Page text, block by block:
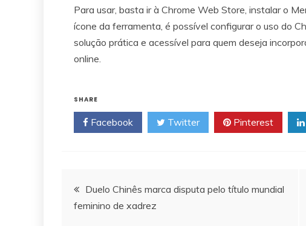
Para usar, basta ir à Chrome Web Store, instalar o
ícone da ferramenta, é possível configurar o uso do
solução prática e acessível para quem deseja
online.
SHARE
Facebook Twitter Pinterest
Navegação
de
Duelo Chinês marca disputa pelo título mundial
feminino de xadrez